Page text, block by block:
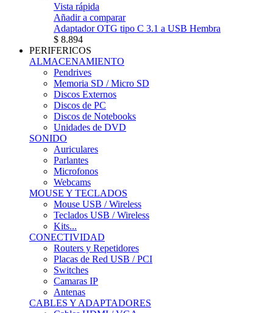
Vista rápida
Añadir a comparar
Adaptador OTG tipo C 3.1 a USB Hembra
$ 8.894
PERIFERICOS
ALMACENAMIENTO
Pendrives
Memoria SD / Micro SD
Discos Externos
Discos de PC
Discos de Notebooks
Unidades de DVD
SONIDO
Auriculares
Parlantes
Microfonos
Webcams
MOUSE Y TECLADOS
Mouse USB / Wireless
Teclados USB / Wireless
Kits...
CONECTIVIDAD
Routers y Repetidores
Placas de Red USB / PCI
Switches
Camaras IP
Antenas
CABLES Y ADAPTADORES